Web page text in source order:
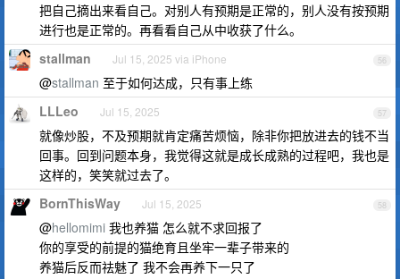
把自己摘出来看自己。对别人有预期是正常的，别人没有按预期
进行也是正常的。再看看自己从中收获了什么。
56
stallman Jul 15, 2025 via iPhone
@stallman 至于如何达成，只有事上练
57
LLLeo Jul 15, 2025
就像炒股，不及预期就肯定痛苦烦恼，除非你把放进去的钱不当
回事。回到问题本身，我觉得这就是成长成熟的过程吧，我也是
这样的，笑笑就过去了。
58
BornThisWay Jul 15, 2025
@hellomimi 我也养猫 怎么就不求回报了
你的享受的前提的猫绝育且坐牢一辈子带来的
养猫后反而祛魅了 我不会再养下一只了